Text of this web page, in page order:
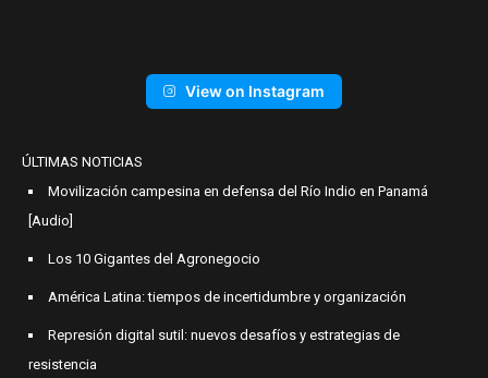
View on Instagram
ÚLTIMAS NOTICIAS
Movilización campesina en defensa del Río Indio en Panamá
[Audio]
Los 10 Gigantes del Agronegocio
América Latina: tiempos de incertidumbre y organización
Represión digital sutil: nuevos desafíos y estrategias de
resistencia